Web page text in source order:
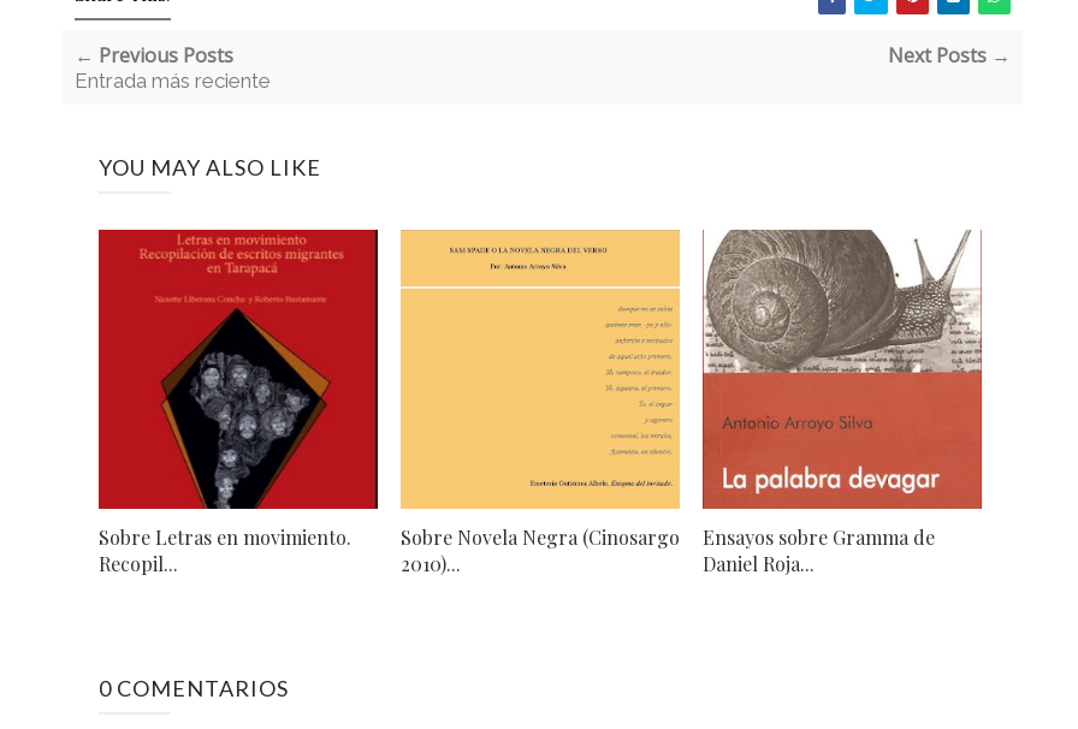
← Previous Posts
Entrada más reciente
Next Posts →
YOU MAY ALSO LIKE
Sobre Letras en movimiento.
Recopil...
Sobre Novela Negra (Cinosargo
2010)...
Ensayos sobre Gramma de
Daniel Roja...
0 COMENTARIOS